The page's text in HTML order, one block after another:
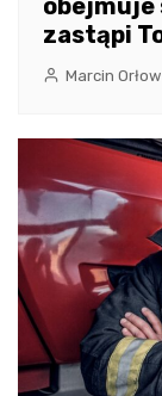
zastąpi
Marcin